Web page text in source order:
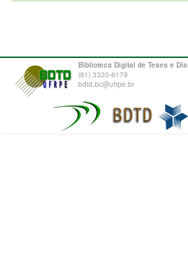
Biblioteca Digital de Teses e
(81) 3320-6179
bdtd.bc@ufrpe.br